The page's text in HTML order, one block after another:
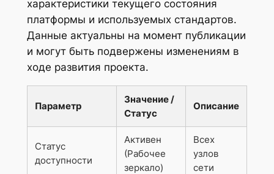
характеристики текущего состояния
платформы и используемых стандартов.
Данные актуальны на момент публикации
и могут быть подвержены изменениям в
ходе развития проекта.
Параметр
Значение /
Статус
Описание
Статус
доступности
Активен
(Рабочее
зеркало)
Всех
узлов
сети